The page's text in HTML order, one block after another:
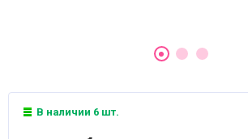
В наличии 6 шт.